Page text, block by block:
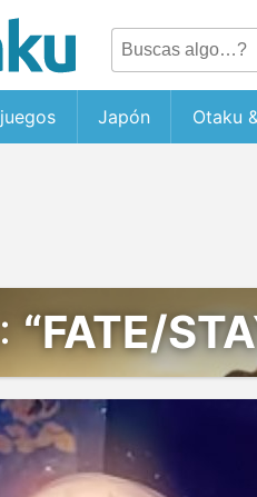
Japón Otaku
“FATE/